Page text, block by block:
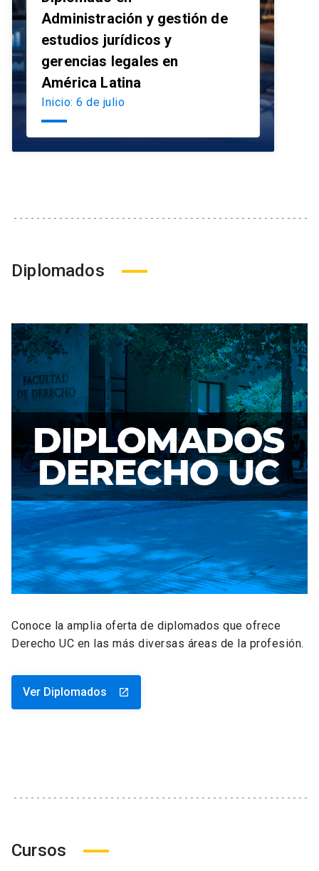
Administración y gestión de
estudios jurídicos y
gerencias legales en
América Latina
Inicio: 6 de julio
Diplomados
Conoce la amplia oferta de diplomados que ofrece
Derecho UC en las más diversas áreas de la profesión.
Ver Diplomados launch
Cursos